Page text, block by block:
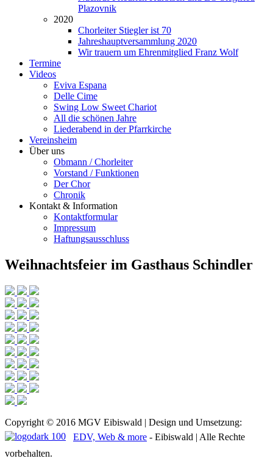
Plazovnik
2020
Chorleiter Stiegler ist 70
Jahreshauptversammlung 2020
Wir trauern um Ehrenmitglied Franz Wolf
Termine
Videos
Eviva Espana
Delle Cime
Swing Low Sweet Chariot
All die schönen Jahre
Liederabend in der Pfarrkirche
Vereinsheim
Über uns
Obmann / Chorleiter
Vorstand / Funktionen
Der Chor
Chronik
Kontakt & Information
Kontaktformular
Impressum
Haftungsausschluss
Weihnachtsfeier im Gasthaus Schindler
Copyright © 2016 MGV Eibiswald | Design und Umsetzung:
EDV, Web & more - Eibiswald | Alle Rechte
vorbehalten.